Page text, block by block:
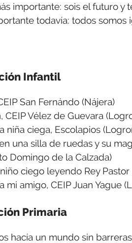
importante: sois el futuro y
todavía: todos somos
Infantil
San Fernándo (Nájera)
CEIP Vélez de Guevara
niña ciega, Escolapios
una silla de ruedas y su
Domingo de la Calzada)
ciego leyendo Rey
mi amigo, CEIP Juan Yague
Primaria
hacía un mundo sin